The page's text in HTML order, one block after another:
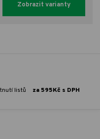
Zobrazit varianty
listů za 595Kč s DPH